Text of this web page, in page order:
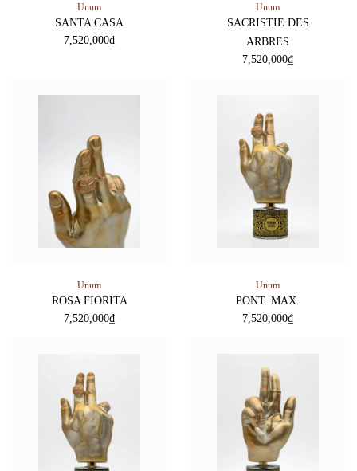
Unum
SANTA CASA
7,520,000₫
Unum
SACRISTIE DES
ARBRES
7,520,000₫
Unum
ROSA FIORITA
7,520,000₫
Unum
PONT. MAX.
7,520,000₫